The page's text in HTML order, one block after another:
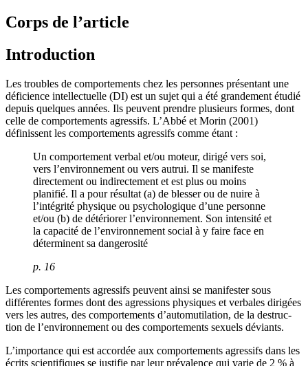
Corps de l’article
Introduction
Les troubles de comportements chez les personnes présentant une
déficience intellectuelle (DI) est un sujet qui a été grandement étudié
depuis quelques années. Ils peuvent prendre plusieurs formes, dont
celle de comportements agressifs. L’Abbé et Morin (2001)
définissent les comportements agressifs comme étant :
Un comportement verbal et/ou moteur, dirigé vers soi,
vers l’environnement ou vers autrui. Il se manifeste
directement ou indirectement et est plus ou moins
planifié. Il a pour résultat (a) de blesser ou de nuire à
l’intégrité physique ou psychologique d’une personne
et/ou (b) de détériorer l’environnement. Son intensité et
la capacité de l’environnement social à y faire face en
déterminent sa dangerosité
p. 16
Les comportements agressifs peuvent ainsi se manifester sous
différentes formes dont des agressions physiques et verbales dirigées
vers les autres, des comportements d’automutilation, de la destruc-
tion de l’environnement ou des comportements sexuels déviants.
L’importance qui est accordée aux comportements agressifs dans les
écrits scientifiques se justifie par leur prévalence qui varie de 2 % à